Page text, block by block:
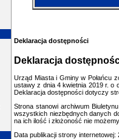
Deklaracja dostępności
Deklaracja
Urząd Miasta i Gminy w Połańcu
ustawy z dnia 4 kwietnia 2019 r. o
Deklaracja dostępności dotyczy
Strona stanowi archiwum
wszystkich niezbędnych danych
na ich ilość i złożoność nie
Data publikacji strony internetowej: